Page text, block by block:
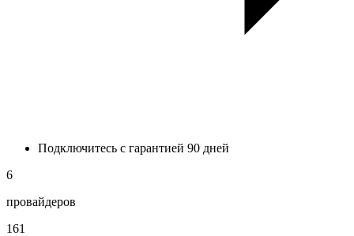
Подключитесь с гарантией 90 дней
6
провайдеров
161